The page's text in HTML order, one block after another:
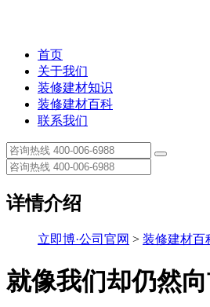
首页
关于我们
装修建材知识
装修建材百科
联系我们
详情介绍
立即博·公司官网 > 装修建材百
就像我们却仍然